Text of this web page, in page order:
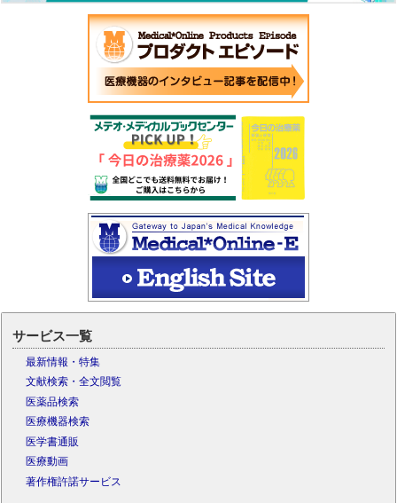
サービス一覧
最新情報・特集
文献検索・全文閲覧
医薬品検索
医療機器検索
医学書通販
医療動画
著作権許諾サービス